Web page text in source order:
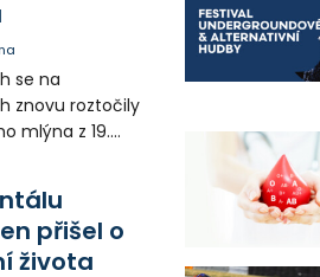
se na
znovu roztočily
mlýna z 19.
přišel o
života